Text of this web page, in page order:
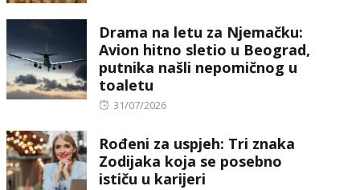
Drama na letu za Njemačku:
Avion hitno sletio u Beograd,
putnika našli nepomičnog u
toaletu
Posted
31/07/2026
Rođeni za uspjeh: Tri znaka
Zodijaka koja se posebno
ističu u karijeri